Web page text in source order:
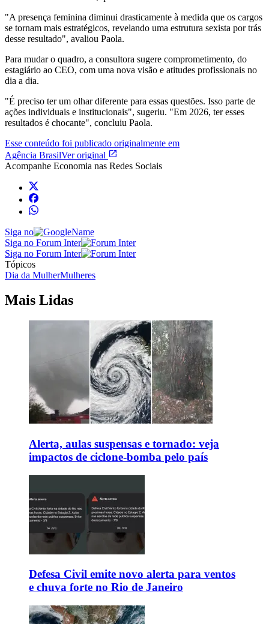
"A presença feminina diminui drasticamente à medida que os cargos
se tornam mais estratégicos, revelando uma estrutura sexista por trás
desse resultado", avaliou Paola.
Para mudar o quadro, a consultora sugere comprometimento, do
estagiário ao CEO, com uma nova visão e atitudes profissionais no
dia a dia.
"É preciso ter um olhar diferente para essas questões. Isso parte de
ações individuais e institucionais", sugeriu. "Em 2026, ter esses
resultados é chocante", concluiu Paola.
Esse conteúdo foi publicado originalmente em
Agência BrasilVer original
Acompanhe Economia nas Redes Sociais
Siga no
Siga no Forum Inter
Siga no Forum Inter
Tópicos
Dia da MulherMulheres
Mais Lidas
Alerta, aulas suspensas e tornado: veja
impactos de ciclone-bomba pelo país
Defesa Civil emite novo alerta para ventos
e chuva forte no Rio de Janeiro